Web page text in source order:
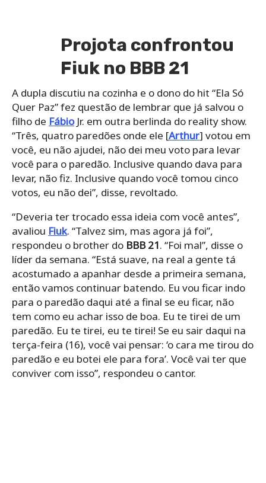
Projota confrontou
Fiuk no BBB 21
A dupla discutiu na cozinha e o dono do hit “Ela Só
Quer Paz” fez questão de lembrar que já salvou o
filho de FábioJr. em outra berlinda do reality show.
“Três, quatro paredões onde ele [Arthur] votou em
você, eu não ajudei, não dei meu voto para levar
você para o paredão. Inclusive quando dava para
levar, não fiz. Inclusive quando você tomou cinco
votos, eu não dei”, disse, revoltado.
“Deveria ter trocado essa ideia com você antes”,
avaliou Fiuk. “Talvez sim, mas agora já foi”,
respondeu o brother do BBB 21. “Foi mal”, disse o
líder da semana. “Está suave, na real a gente tá
acostumado a apanhar desde a primeira semana,
então vamos continuar batendo. Eu vou ficar indo
para o paredão daqui até a final se eu ficar, não
tem como eu achar isso de boa. Eu te tirei de um
paredão. Eu te tirei, eu te tirei! Se eu sair daqui na
terça-feira (16), você vai pensar: ‘o cara me tirou do
paredão e eu botei ele para fora’. Você vai ter que
conviver com isso”, respondeu o cantor.